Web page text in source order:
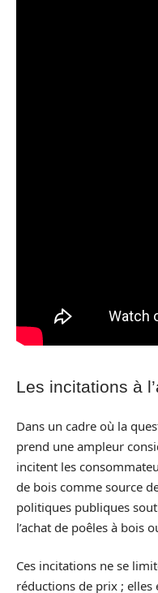
Les incitations à
Dans un cadre où la
prend une ampleur
incitent les
de bois comme source
politiques publiques
l’achat de poêles à bois
Ces incitations ne se
réductions de prix ;